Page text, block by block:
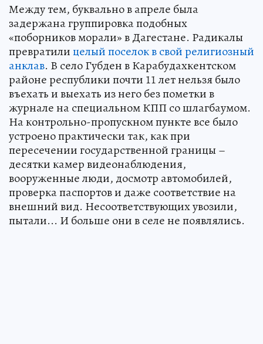
Между тем, буквально в апреле была
задержана группировка подобных
«поборников морали» в Дагестане. Радикалы
превратилицелый поселок в свой религиозный
анклав. В село Губден в Карабудахкентском
районе республики почти 11 лет нельзя было
въехать и выехать из него без пометки в
журнале на специальном КПП со шлагбаумом.
На контрольно-пропускном пункте все было
устроено практически так, как при
пересечении государственной границы –
десятки камер видеонаблюдения,
вооруженные люди, досмотр автомобилей,
проверка паспортов и даже соответствие на
внешний вид. Несоответствующих увозили,
пытали... И больше они в селе не появлялись.